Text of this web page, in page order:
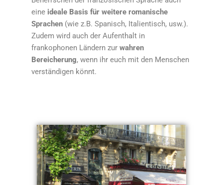
eine ideale Basis für weitere romanische
Sprachen (wie z.B. Spanisch, Italientisch, usw.).
Zudem wird auch der Aufenthalt in
frankophonen Ländern zur wahren
Bereicherung, wenn ihr euch mit den Menschen
verständigen könnt.